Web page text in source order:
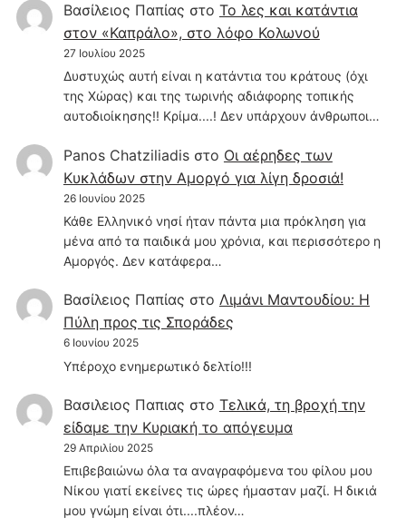
Βασίλειος Παπίας στο Το λες και κατάντια
στον «Καπράλο», στο λόφο Κολωνού
27 Ιουλίου 2025
Δυστυχώς αυτή είναι η κατάντια του κράτους (όχι
της Χώρας) και της τωρινής αδιάφορης τοπικής
αυτοδιοίκησης!! Κρίμα....! Δεν υπάρχουν άνθρωποι…
Panos Chatziliadisστο Οι αέρηδες των
Κυκλάδων στην Αμοργό για λίγη δροσιά!
26 Ιουνίου 2025
Κάθε Ελληνικό νησί ήταν πάντα μια πρόκληση για
μένα από τα παιδικά μου χρόνια, και περισσότερο η
Αμοργός. Δεν κατάφερα…
Βασίλειος Παπίας στο Λιμάνι Μαντουδίου: Η
Πύλη προς τις Σποράδες
6 Ιουνίου 2025
Υπέροχο ενημερωτικό δελτίο!!!
Βασιλειος Παπιας στο Τελικά, τη βροχή την
είδαμε την Κυριακή το απόγευμα
29 Απριλίου 2025
Επιβεβαιώνω όλα τα αναγραφόμενα του φίλου μου
Νίκου γιατί εκείνες τις ώρες ήμασταν μαζί. Η δικιά
μου γνώμη είναι ότι....πλέον…